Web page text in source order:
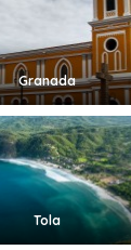
Granada
Tola